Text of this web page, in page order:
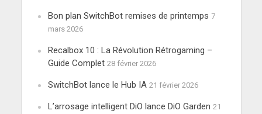
Bon plan SwitchBot remises de printemps 7
mars 2026
Recalbox 10 : La Révolution Rétrogaming –
Guide Complet 28 février 2026
SwitchBot lance le Hub IA 21 février 2026
L’arrosage intelligent DiO lance DiO Garden 21